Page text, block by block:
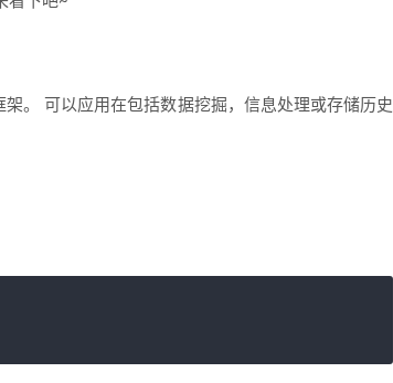
。 可以应用在包括数据挖掘，信息处理或存储历史